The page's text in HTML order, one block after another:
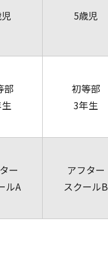
5歳児
部
初等部
3年生
ー
ルA
アフター
スクールB